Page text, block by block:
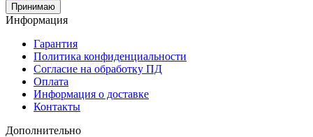
Принимаю
Информация
Гарантия
Политика конфиденциальности
Согласие на обработку ПД
Оплата
Информация о доставке
Контакты
Дополнительно